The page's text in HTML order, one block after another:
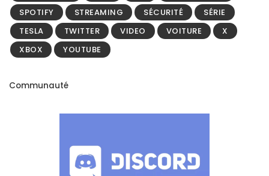
SPOTIFY
STREAMING SÉCURITÉ
SÉRIE
TESLA
TWITTER VIDEO VOITURE
X
XBOX
YOUTUBE
Communauté